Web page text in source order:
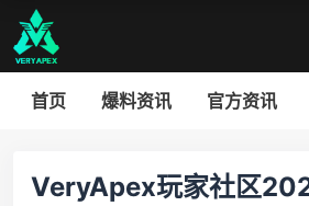
首页 爆料资讯 官方资讯
VeryApex玩家社区